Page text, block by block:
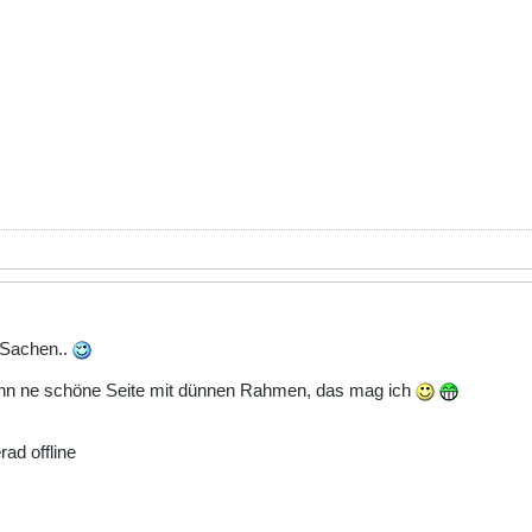
ne schöne Seite mit dünnen Rahmen, das mag ich
offline